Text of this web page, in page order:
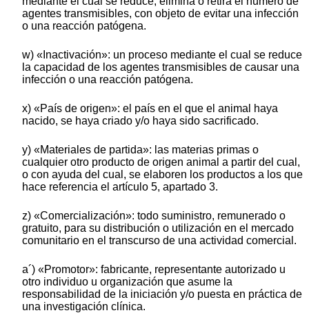
agentes transmisibles, con objeto de evitar una infección
o una reacción patógena.
w) «Inactivación»: un proceso mediante el cual se reduce
la capacidad de los agentes transmisibles de causar una
infección o una reacción patógena.
x) «País de origen»: el país en el que el animal haya
nacido, se haya criado y/o haya sido sacrificado.
y) «Materiales de partida»: las materias primas o
cualquier otro producto de origen animal a partir del cual,
o con ayuda del cual, se elaboren los productos a los que
hace referencia el artículo 5, apartado 3.
z) «Comercialización»: todo suministro, remunerado o
gratuito, para su distribución o utilización en el mercado
comunitario en el transcurso de una actividad comercial.
a´) «Promotor»: fabricante, representante autorizado u
otro individuo u organización que asume la
responsabilidad de la iniciación y/o puesta en práctica de
una investigación clínica.